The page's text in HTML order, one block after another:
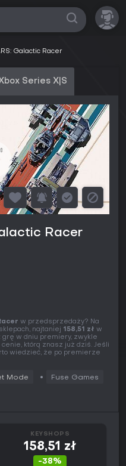
Galactic Racer
Series X|S
Racer
w przedsprzedaży? Na
najtaniej 158,51 zł w
w dniu premiery, zwykle
którą znasz już dziś. Jeśli
wiedzieć, że po premierze
Mode Fuse Games
KEYSHOPS
158,51 zł
-38%